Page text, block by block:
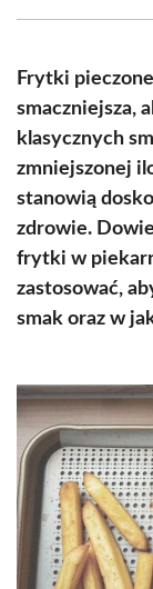
(Twitter)
Frytki
smaczniejsza,
klasycznych
zmniejszonej
stanowią
zdrowie.
frytki w
zastosować,
smak oraz w